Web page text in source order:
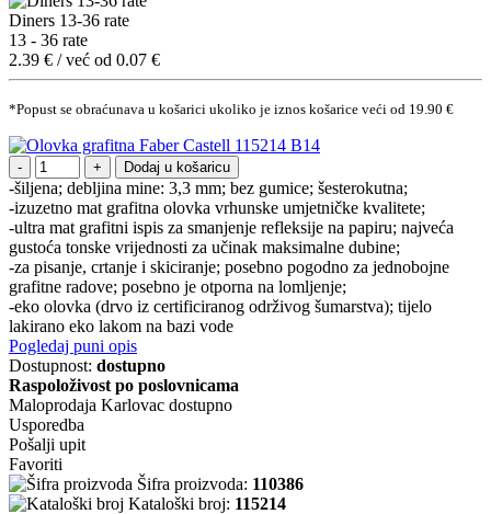
Diners 13-36 rate
13 - 36 rate
2.39 € / već od 0.07 €
*Popust se obraćunava u košarici ukoliko je iznos košarice veći od 19.90 €
Dodaj u košaricu
-šiljena; debljina mine: 3,3 mm; bez gumice; šesterokutna;
-izuzetno mat grafitna olovka vrhunske umjetničke kvalitete;
-ultra mat grafitni ispis za smanjenje refleksije na papiru; najveća
gustoća tonske vrijednosti za učinak maksimalne dubine;
-za pisanje, crtanje i skiciranje; posebno pogodno za jednobojne
grafitne radove; posebno je otporna na lomljenje;
-eko olovka (drvo iz certificiranog održivog šumarstva); tijelo
lakirano eko lakom na bazi vode
Pogledaj puni opis
Dostupnost: dostupno
Raspoloživost po poslovnicama
Maloprodaja Karlovac dostupno
Usporedba
Pošalji upit
Favoriti
Šifra proizvoda: 110386
Kataloški broj: 115214